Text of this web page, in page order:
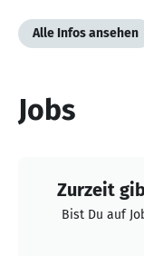
Alle Infos ansehen
Jobs
Zurzeit
Bist Du auf